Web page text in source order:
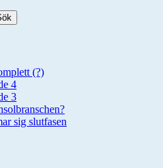
(?)
4
3
sig slutfasen